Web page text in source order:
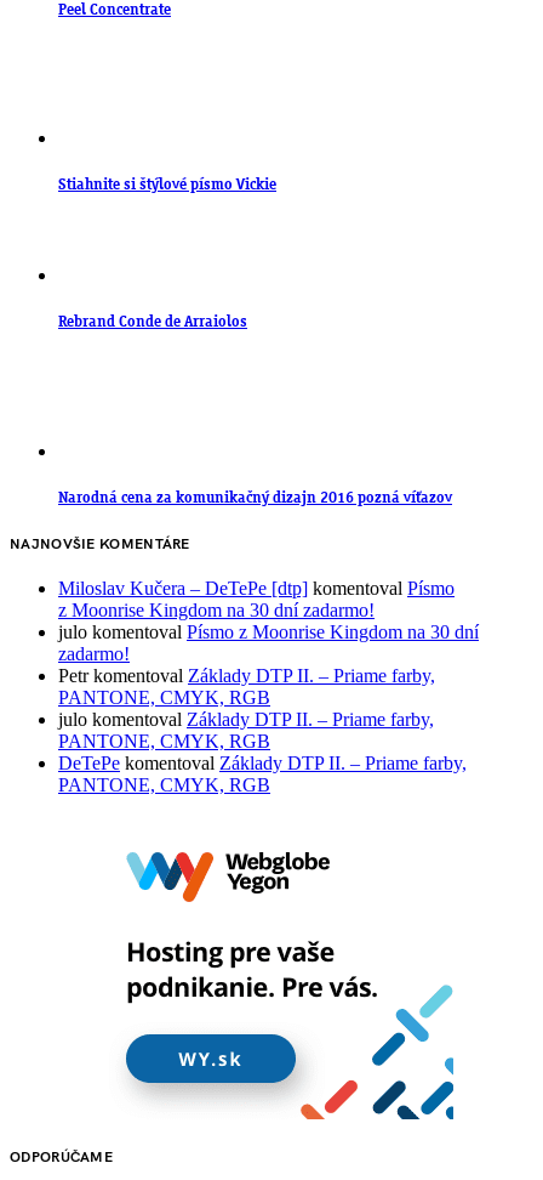
Peel Concentrate
Stiahnite si štýlové písmo Vickie
Rebrand Conde de Arraiolos
Narodná cena za komunikačný dizajn 2016 pozná víťazov
NAJNOVŠIE KOMENTÁRE
Miloslav Kučera – DeTePe [dtp] komentoval Písmo
z Moonrise Kingdom na 30 dní zadarmo!
julo komentoval Písmo z Moonrise Kingdom na 30 dní
zadarmo!
Petrkomentoval Základy DTP II. – Priame farby,
PANTONE, CMYK, RGB
julo komentoval Základy DTP II. – Priame farby,
PANTONE, CMYK, RGB
DeTePe komentoval Základy DTP II. – Priame farby,
PANTONE, CMYK, RGB
ODPORÚČAME